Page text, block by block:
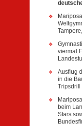
viermal
Ausflug
in die
Tripsdrill
beim
Stars